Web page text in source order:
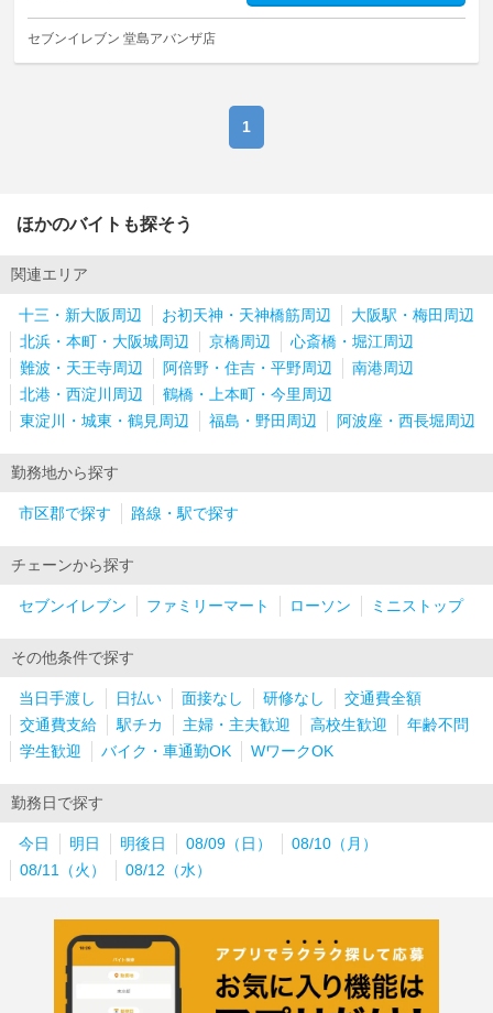
セブンイレブン 堂島アバンザ店
1
ほかのバイトも探そう
関連エリア
十三・新大阪周辺 お初天神・天神橋筋周辺
大阪駅・梅田周辺
北浜・本町・大阪城周辺
京橋周辺
心斎橋・堀江周辺
難波・天王寺周辺
阿倍野・住吉・平野周辺
南港周辺
北港・西淀川周辺
鶴橋・上本町・今里周辺
東淀川・城東・鶴見周辺
福島・野田周辺 阿波座・西長堀周辺
勤務地から探す
市区郡で探す 路線・駅で探す
チェーンから探す
セブンイレブン ファミリーマート ローソン ミニストップ
その他条件で探す
当日手渡し 日払い 面接なし 研修なし
交通費全額
交通費支給
駅チカ 主婦・主夫歓迎 高校生歓迎
年齢不問
学生歓迎
バイク・車通勤OK WワークOK
勤務日で探す
今日 明日 明後日 08/09（日）
08/10（月）
08/11（火）
08/12（水）